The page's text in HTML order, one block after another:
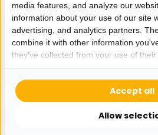
Huisparfum -
Heaven 400 ml
media features, and analyze our
information about your use of our site
advertising, and analytics partners.
combine it with other information
they've collected from your use of their
Allow
Accept all